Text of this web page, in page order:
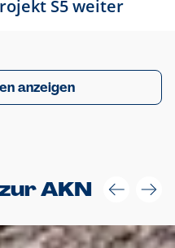
S5 weiter
anzeigen
AKN